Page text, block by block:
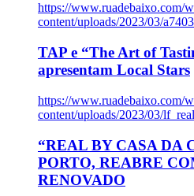
https://www.ruadebaixo.com/
content/uploads/2023/03/
TAP e “The Art of
apresentam Local Stars
https://www.ruadebaixo.com/
content/uploads/2023/03/
“REAL BY CASA DA
PORTO, REABRE
RENOVADO